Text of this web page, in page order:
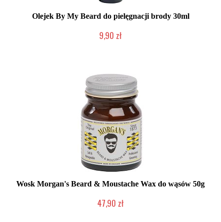
Olejek By My Beard do pielęgnacji brody 30ml
9,90 zł
Wosk Morgan's Beard & Moustache Wax do wąsów 50g
47,90 zł